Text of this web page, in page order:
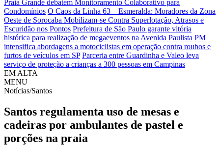
Praia Grande debatem Monitoramento Colaborativo para
Condomínios O Caos da Linha 63 – Esmeralda: Moradores da Zona
Oeste de Sorocaba Mobilizam-se Contra Superlotação, Atrasos e
Escuridão nos Pontos Prefeitura de São Paulo garante vitória
histórica para realização de megaeventos na Avenida Paulista PM
intensifica abordagens a motociclistas em operação contra roubos e
furtos de veículos em SP Parceria entre Guardinha e Valeo leva
serviço de proteção a crianças a 300 pessoas em Campinas
EM ALTA
MENU
Notícias/Santos
Santos regulamenta uso de mesas e
cadeiras por ambulantes de pastel e
porções na praia